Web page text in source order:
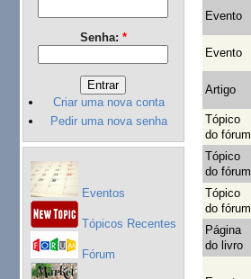
Senha: *
Criar uma nova conta
Pedir uma nova senha
Eventos
Tópicos Recentes
Fórum
Evento
Evento
Artigo
Tópico
do fórum
Tópico
do fórum
Tópico
do fórum
Página
do livro